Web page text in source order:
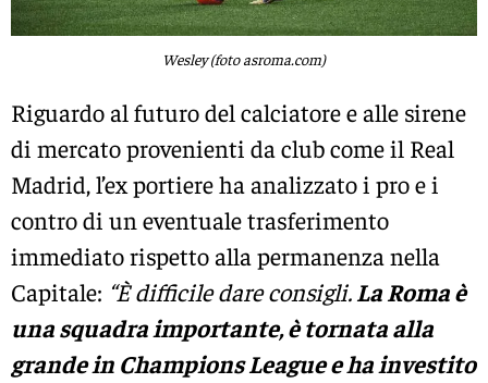
Wesley (foto asroma.com)
Riguardo al futuro del calciatore e alle sirene
di mercato provenienti da club come il Real
Madrid, l’ex portiere ha analizzato i pro e i
contro di un eventuale trasferimento
immediato rispetto alla permanenza nella
Capitale: “È difficile dare consigli.La Roma è
una squadra importante, è tornata alla
grande in Champions League e ha investito